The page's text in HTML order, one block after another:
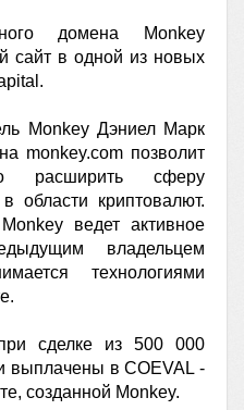
домена Monkey
сайт в одной из новых
Monkey Дэниел Марк
monkey.com позволит
расширить сферу
области криптовалют.
ведет активное
владельцем
технологиями
сделке из 500 000
выплачены в COEVAL -
созданной Monkey.